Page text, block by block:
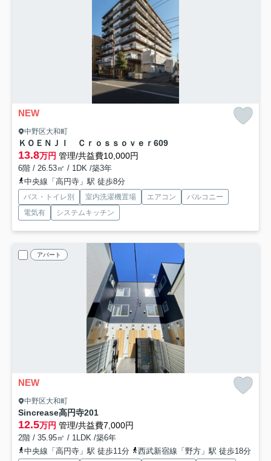
NEW
中野区大和町
ＫＯＥＮＪＩ Ｃｒｏｓｓｏｖｅｒ 609
13.8万円 管理/共益費10,000円
6階 / 26.53㎡ / 1DK /築3年
中央線「高円寺」駅 徒歩8分
バス・トイレ別 室内洗濯機置場 エアコン
バルコニー
電気有
システムキッチン
アパート
NEW
中野区大和町
Sincrease高円寺201
12.5万円 管理/共益費7,000円
2階 / 35.95㎡ / 1LDK /築6年
中央線「高円寺」駅 徒歩11分
西武新宿線「野方」駅 徒歩18分